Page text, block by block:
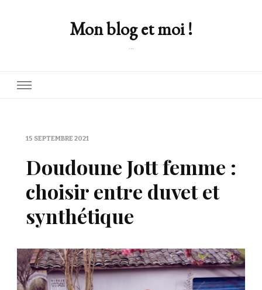
Mon blog et moi !
…
15 SEPTEMBRE 2021
Doudoune Jott femme :
choisir entre duvet et
synthétique